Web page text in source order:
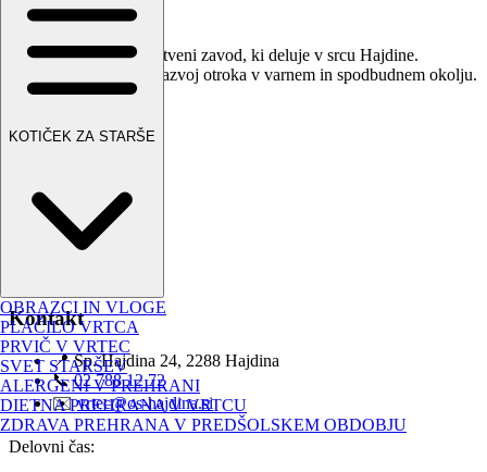
KOTIČEK ZA STARŠE
OBRAZCI IN VLOGE
PLAČILO VRTCA
PRVIČ V VRTEC
SVET STARŠEV
ALERGENI V PREHRANI
DIETNA PREHRANA V VRTCU
ZDRAVA PREHRANA V PREDŠOLSKEM OBDOBJU
Vrtec Hajdina
Sodoben vzgojno-varstveni zavod, ki deluje v srcu Hajdine.
Spodbujamo celostni razvoj otroka v varnem in spodbudnem okolju.
Jedilnik
Galerija
Dogodki
Kontakt
📍 Sp. Hajdina 24, 2288 Hajdina
📞02 788 12 72
✉️vrtec@os-hajdina.si
Delovni čas: